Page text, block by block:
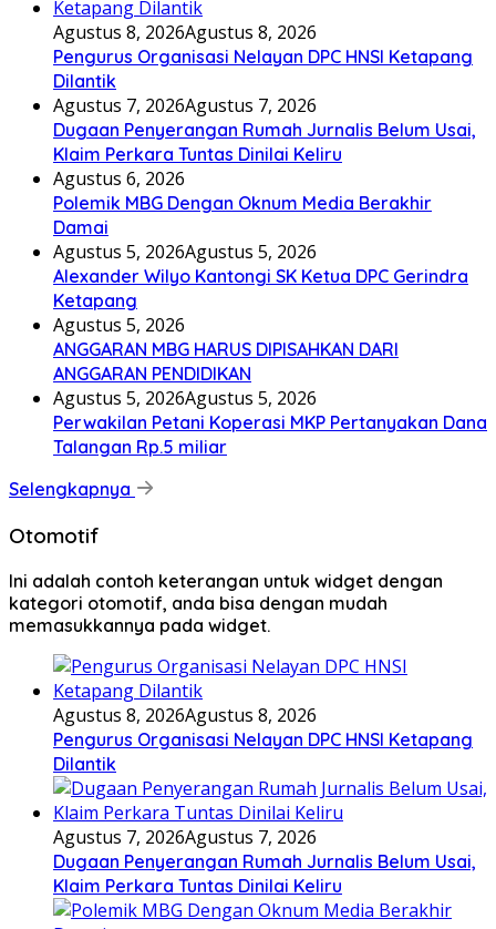
Agustus 8, 2026Agustus 8, 2026
Pengurus Organisasi Nelayan DPC HNSI Ketapang
Dilantik
Agustus 7, 2026Agustus 7, 2026
Dugaan Penyerangan Rumah Jurnalis Belum Usai,
Klaim Perkara Tuntas Dinilai Keliru
Agustus 6, 2026
Polemik MBG Dengan Oknum Media Berakhir
Damai
Agustus 5, 2026Agustus 5, 2026
Alexander Wilyo Kantongi SK Ketua DPC Gerindra
Ketapang
Agustus 5, 2026
ANGGARAN MBG HARUS DIPISAHKAN DARI
ANGGARAN PENDIDIKAN
Agustus 5, 2026Agustus 5, 2026
Perwakilan Petani Koperasi MKP Pertanyakan Dana
Talangan Rp.5 miliar
Selengkapnya
Otomotif
Ini adalah contoh keterangan untuk widget dengan
kategori otomotif, anda bisa dengan mudah
memasukkannya pada widget.
Agustus 8, 2026Agustus 8, 2026
Pengurus Organisasi Nelayan DPC HNSI Ketapang
Dilantik
Agustus 7, 2026Agustus 7, 2026
Dugaan Penyerangan Rumah Jurnalis Belum Usai,
Klaim Perkara Tuntas Dinilai Keliru